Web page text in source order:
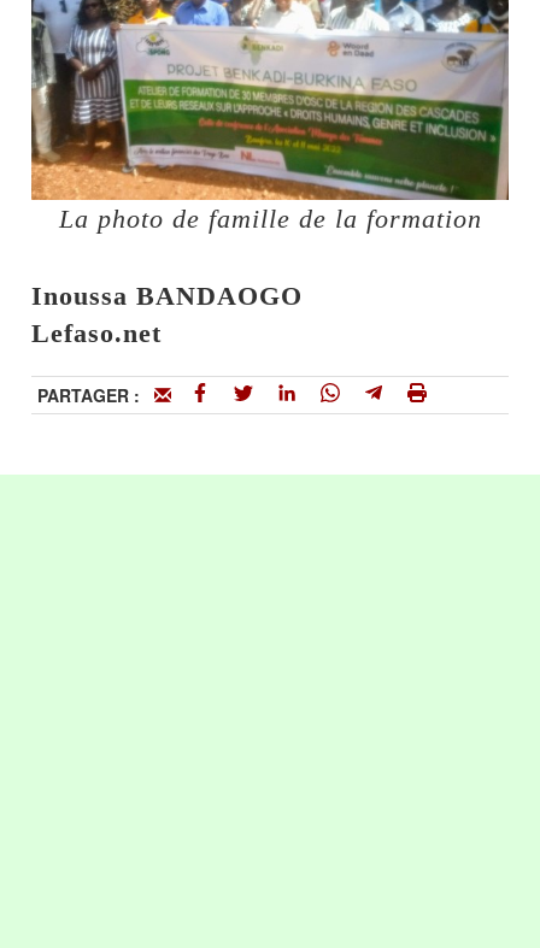
La photo de famille de la formation
Inoussa BANDAOGO
Lefaso.net
PARTAGER :